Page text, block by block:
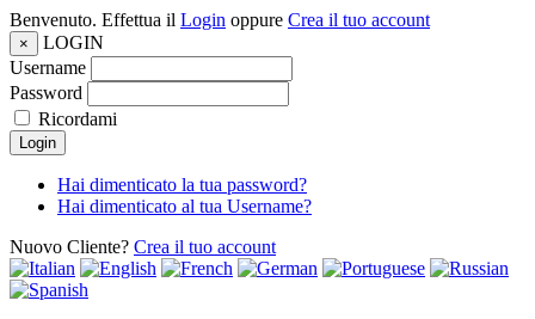
Benvenuto. Effettua il Login oppure Crea il tuo account
×
LOGIN
Username
Password
Ricordami
Login
Hai dimenticato la tua password?
Hai dimenticato al tua Username?
Nuovo Cliente? Crea il tuo account